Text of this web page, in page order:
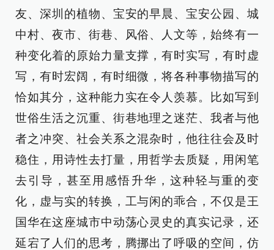
友、深圳的植物、宝安的早晨、宝安公园、城
中村、夜市、街巷、风俗、人文等，始终有一
种变化着的原始力量支撑，有时实写，有时虚
写，有时宏阔，有时细微，将各种事物描写的
恰如其分，这种能力实在令人羡慕。比如写到
世俗生活之沉重、街巷地理之迷茫、我者与他
者之冲突、社会关系之混杂时，他往往会及时
稳住，用诗性去打量，用哲学去质疑，用闲笔
去引导，甚至用感悟升华，这种轻与重的变
化，虚与实的转换，工与闲的乖合，不仅是王
国华在这座城市中动荡心灵史的真实记录，还
延宕了人们的思考，腾挪出了呼吸的空间，仿